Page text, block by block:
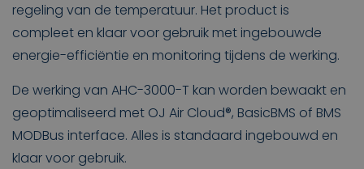
regeling van de temperatuur. Het product is
compleet en klaar voor gebruik met ingebouwde
energie-efficiëntie en monitoring tijdens de werking.
De werking van AHC-3000-T kan worden bewaakt en
geoptimaliseerd met OJ Air Cloud®, BasicBMS of BMS
MODBus interface. Alles is standaard ingebouwd en
klaar voor gebruik.